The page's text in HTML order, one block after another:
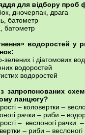
для відбору проб
дночерпак, драга
батометр
батометр
водоростей у
зелених і діатомових
водоростей
водоростей
запропонованих
ланцюгу?
– коловертки –
рачки – риби –
– веслоногі рачки
– риби – веслоногі